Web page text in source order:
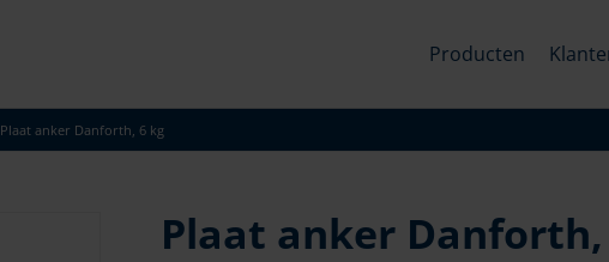
Producten
Plaat anker Danforth, 6 kg
Plaat anker Danforth,